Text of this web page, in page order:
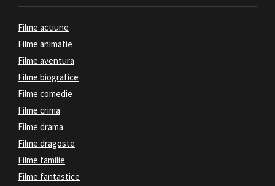
Filme actiune
Filme animatie
Filme aventura
Filme biografice
Filme comedie
Filme crima
Filme drama
Filme dragoste
Filme familie
Filme fantastice